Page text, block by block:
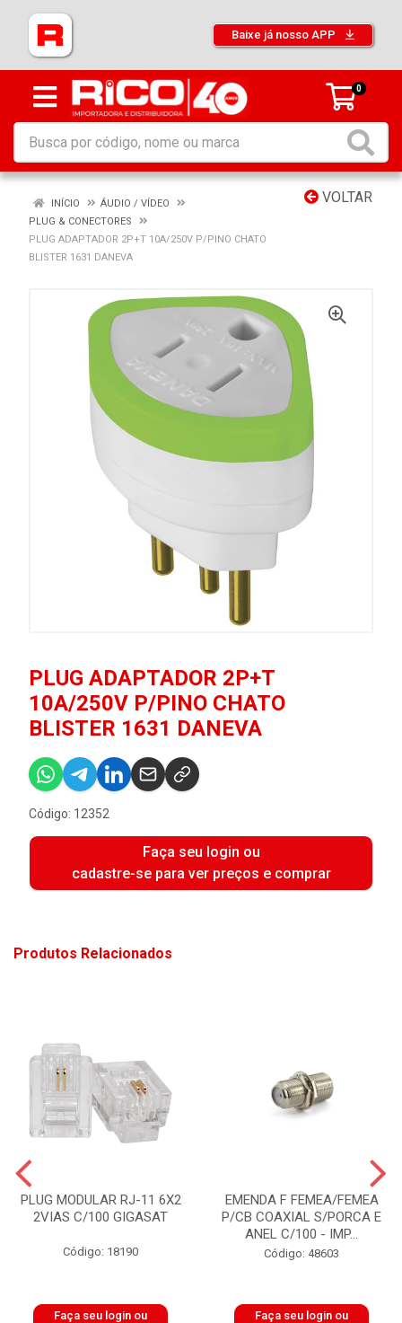
Baixe já nosso APP
0
VOLTAR
INÍCIO
ÁUDIO / VÍDEO
PLUG & CONECTORES
PLUG ADAPTADOR 2P+T 10A/250V P/PINO CHATO
BLISTER 1631 DANEVA
PLUG ADAPTADOR 2P+T
10A/250V P/PINO CHATO
BLISTER 1631 DANEVA
Código: 12352
Faça seu login ou
cadastre-se para ver preços e comprar
Produtos Relacionados
PLUG MODULAR RJ-11 6X2
2VIAS C/100 GIGASAT
Código: 18190
Faça seu login ou
EMENDA F FEMEA/FEMEA
P/CB COAXIAL S/PORCA E
ANEL C/100 - IMP...
Código: 48603
Faça seu login ou